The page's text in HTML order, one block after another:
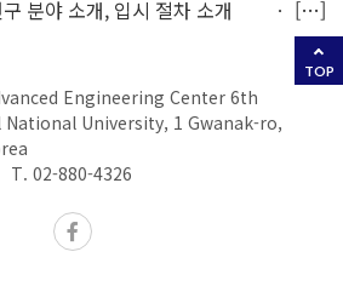
분야 소개, 입시 절차 소개 ㆍ […]
TOP
Engineering Center 6th
University, 1 Gwanak-ro,
T. 02-880-4326